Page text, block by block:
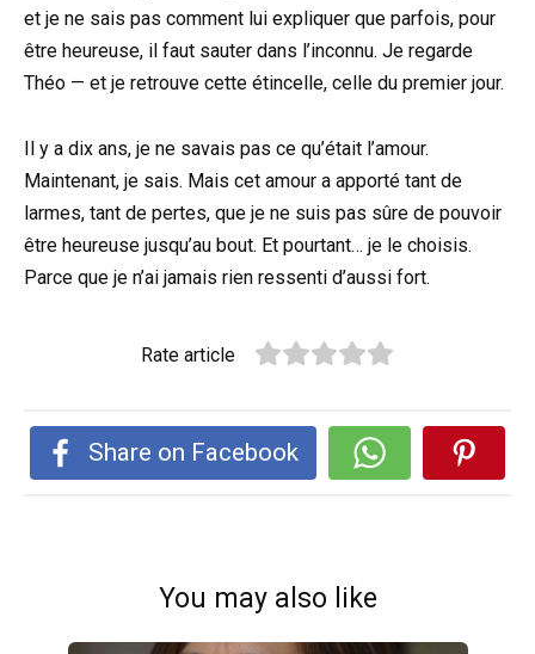
et je ne sais pas comment lui expliquer que parfois, pour
être heureuse, il faut sauter dans l’inconnu. Je regarde
Théo — et je retrouve cette étincelle, celle du premier jour.
Il y a dix ans, je ne savais pas ce qu’était l’amour.
Maintenant, je sais. Mais cet amour a apporté tant de
larmes, tant de pertes, que je ne suis pas sûre de pouvoir
être heureuse jusqu’au bout. Et pourtant… je le choisis.
Parce que je n’ai jamais rien ressenti d’aussi fort.
Rate article
Share on Facebook
You may also like